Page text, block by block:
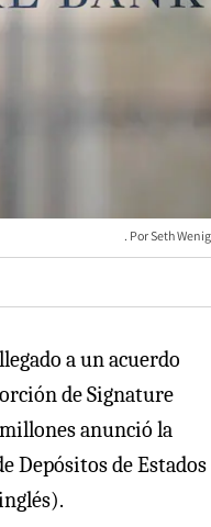
Seth Wenig
a un acuerdo
de Signature
anunció la
Depósitos de Estados